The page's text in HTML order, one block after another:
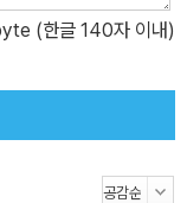
(한글 140자 이내)